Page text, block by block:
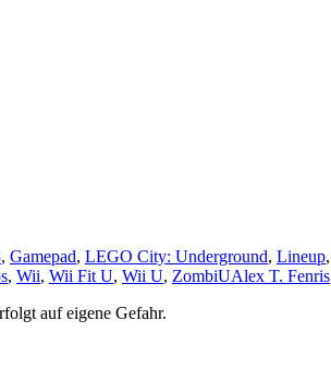
, Gamepad, LEGO City: Underground, Lineup,
, Wii, Wii Fit U, Wii U, ZombiUAlex T. Fenris
auf eigene Gefahr.